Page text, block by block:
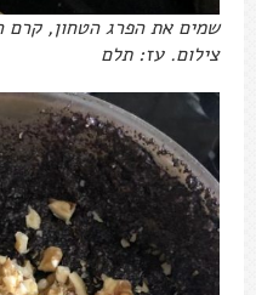
שמים את הפרג הטחון, קרם
צילום. עז: תלם